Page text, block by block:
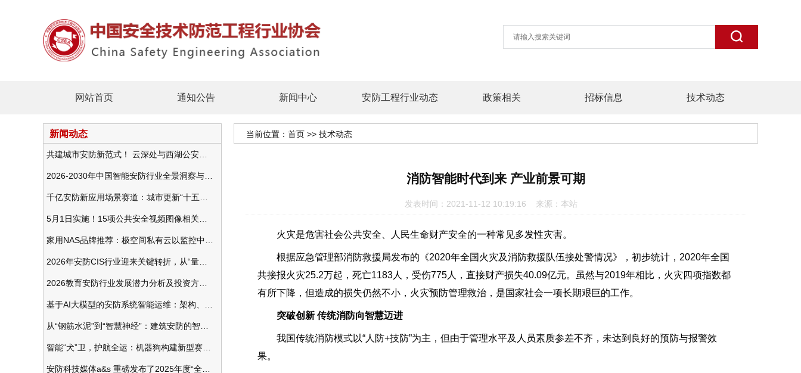
网站首页 通知公告 新闻中心 安防工程行业动态 政策相关 招标信息 技术动态
新闻动态 当前位置： 首页 >> 技术动态
消防智能时代到来 产业前景可期
发表时间：2021-11-12 10:19:16 来源：本站
火灾是危害社会公共安全、人民生命财产安全的一种常见多发性灾害。
根据应急管理部消防救援局发布的《2020年全国火灾及消防救援队伍接处警情况》，初步统计，2020年全国
共接报火灾25.2万起，死亡1183人，受伤775人，直接财产损失40.09亿元。虽然与2019年相比，火灾四项指数都
有所下降，但造成的损失仍然不小，火灾预防管理救治，是国家社会一项长期艰巨的工作。
突破创新 传统消防向智慧迈进
我国传统消防模式以“人防+技防”为主，但由于管理水平及人员素质参差不齐，未达到良好的预防与报警效
果。